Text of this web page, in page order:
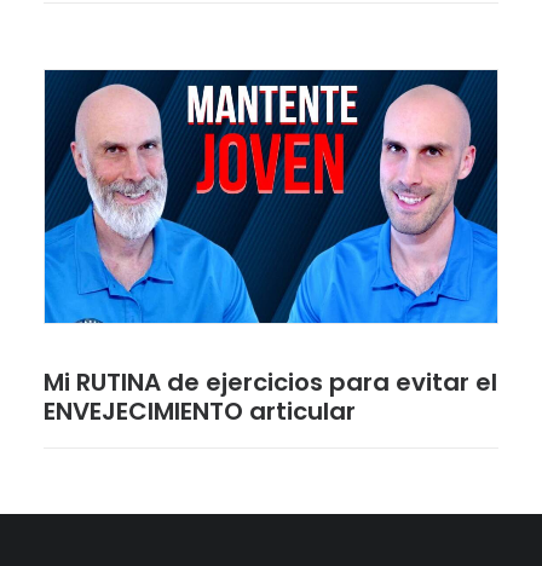
Mi RUTINA de ejercicios para evitar el
ENVEJECIMIENTO articular